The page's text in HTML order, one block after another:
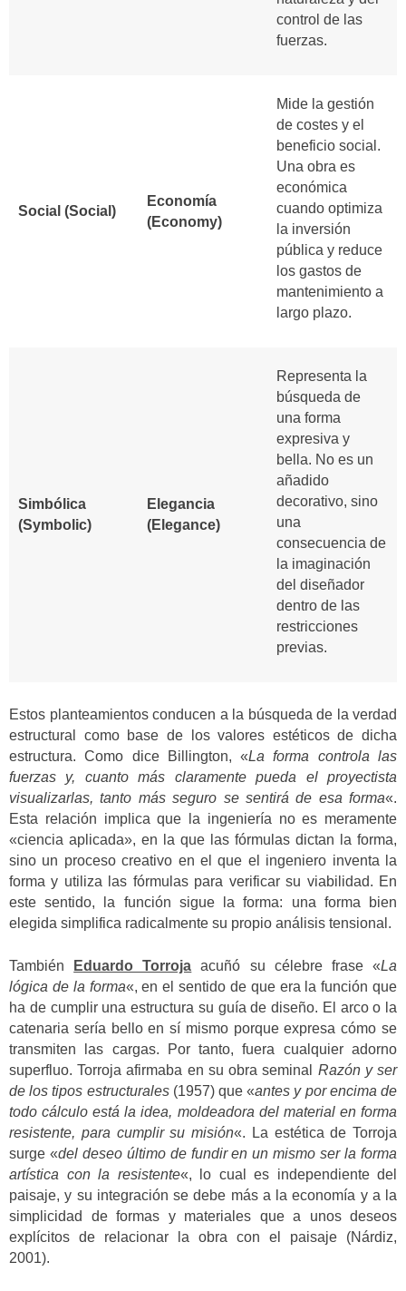
control de las
fuerzas.
Social (Social)
Economía
(Economy)
Mide la gestión
de costes y el
beneficio social.
Una obra es
económica
cuando optimiza
la inversión
pública y reduce
los gastos de
mantenimiento a
largo plazo.
Simbólica
(Symbolic)
Elegancia
(Elegance)
Representa la
búsqueda de
una forma
expresiva y
bella. No es un
añadido
decorativo, sino
una
consecuencia de
la imaginación
del diseñador
dentro de las
restricciones
previas.
Estos planteamientos conducen a la búsqueda de la verdad
estructural como base de los valores estéticos de dicha
estructura. Como dice Billington, «La forma controla las
fuerzas y, cuanto más claramente pueda el proyectista
visualizarlas, tanto más seguro se sentirá de esa forma«.
Esta relación implica que la ingeniería no es meramente
«ciencia aplicada», en la que las fórmulas dictan la forma,
sino un proceso creativo en el que el ingeniero inventa la
forma y utiliza las fórmulas para verificar su viabilidad. En
este sentido, la función sigue la forma: una forma bien
elegida simplifica radicalmente su propio análisis tensional.
También Eduardo Torroja acuñó su célebre frase «La
lógica de la forma«, en el sentido de que era la función que
ha de cumplir una estructura su guía de diseño. El arco o la
catenaria sería bello en sí mismo porque expresa cómo se
transmiten las cargas. Por tanto, fuera cualquier adorno
superfluo.Torroja afirmaba en su obra seminal Razón y ser
de los tipos estructurales(1957) que «antes y por encima de
todo cálculo está la idea, moldeadora del material en forma
resistente, para cumplir su misión«.
La estética de Torroja
surge «del deseo último de fundir en un mismo ser la forma
artística con la resistente«, lo cual es independiente del
paisaje, y su integración se debe más a la economía y a la
simplicidad de formas y materiales que a unos deseos
explícitos de relacionar la obra con el paisaje (Nárdiz,
2001).